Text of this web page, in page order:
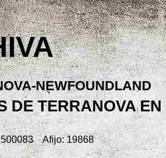
NEWFOUNDLAND
DE TERRANOVA EN
Afijo: 19868